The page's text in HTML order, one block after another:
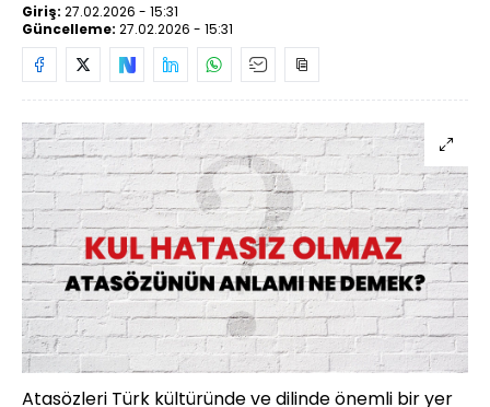
Giriş: 27.02.2026 - 15:31
Güncelleme: 27.02.2026 - 15:31
Atasözleri Türk kültüründe ve dilinde önemli bir yer